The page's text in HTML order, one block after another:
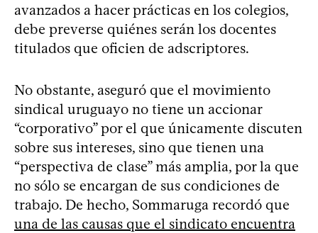
avanzados a hacer prácticas en los colegios,
debe preverse quiénes serán los docentes
titulados que oficien de adscriptores.
No obstante, aseguró que el movimiento
sindical uruguayo no tiene un accionar
“corporativo” por el que únicamente discuten
sobre sus intereses, sino que tienen una
“perspectiva de clase” más amplia, por la que
no sólo se encargan de sus condiciones de
trabajo. De hecho, Sommaruga recordó que
una de las causas que el sindicato encuentra